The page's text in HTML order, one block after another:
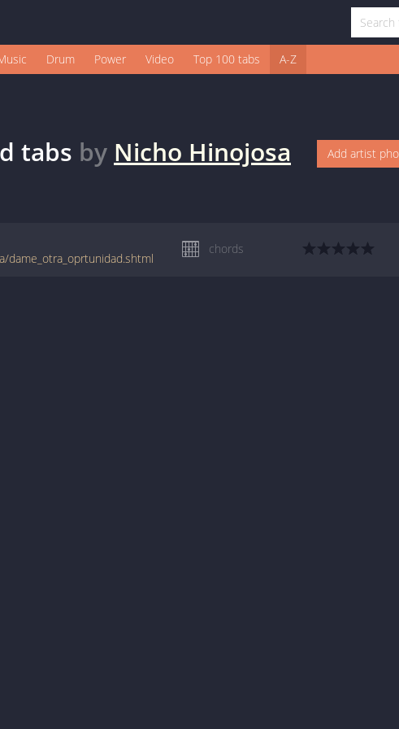
Drum Power Video Top 100 tabs A-Z
tabs by Nicho Hinojosa Add artist
dame_otra_oprtunidad.shtml
chords